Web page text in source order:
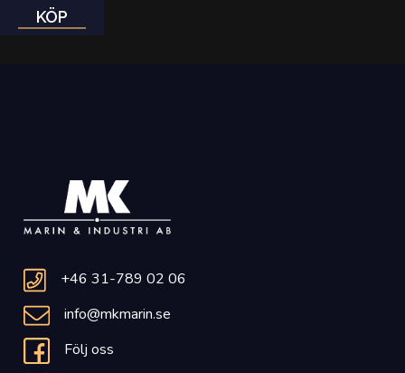
KÖP
+46 31-789 02 06
info@mkmarin.se
Följ oss